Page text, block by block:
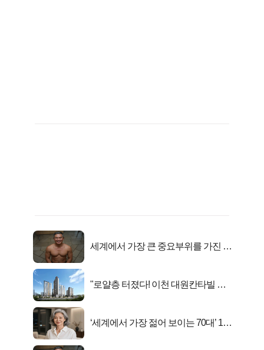
세계에서 가장 큰 중요부위를 가진 남
"로얄층 터졌다! 이천 대원칸타빌 잔
‘세계에서 가장 젊어 보이는 70대’ 1위